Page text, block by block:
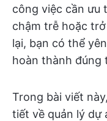
công việc cần ưu
chậm trễ hoặc
lại, bạn có thể
hoàn thành đúng
Trong bài viết
tiết về quản lý dự